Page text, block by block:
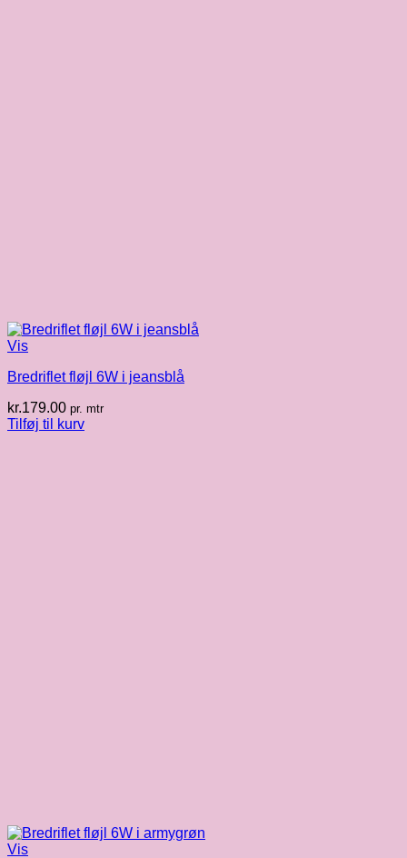
Vis
Bredriflet fløjl 6W i jeansblå
kr.179.00 pr. mtr
Tilføj til kurv
Vis